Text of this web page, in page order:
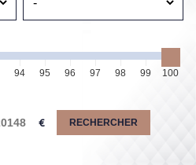
94 95 96 97 98 99 100
RECHERCHER